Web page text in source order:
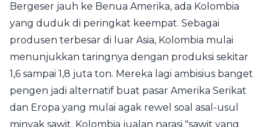
Bergeser jauh ke Benua Amerika, ada Kolombia
yang duduk di peringkat keempat. Sebagai
produsen terbesar di luar Asia, Kolombia mulai
menunjukkan taringnya dengan produksi sekitar
1,6 sampai 1,8 juta ton. Mereka lagi ambisius banget
pengen jadi alternatif buat pasar Amerika Serikat
dan Eropa yang mulai agak rewel soal asal-usul
minyak sawit. Kolombia jualan narasi "sawit yang